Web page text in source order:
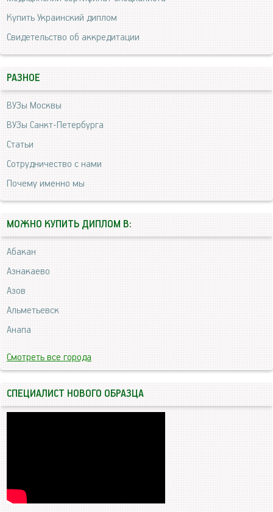
Купить Украинский диплом
Свидетельство об аккредитации
РАЗНОЕ
ВУЗы Москвы
ВУЗы Санкт-Петербурга
Статьи
Сотрудничество с нами
Почему именно мы
МОЖНО КУПИТЬ ДИПЛОМ В:
Абакан
Азнакаево
Азов
Альметьевск
Анапа
Смотреть все города
СПЕЦИАЛИСТ НОВОГО ОБРАЗЦА